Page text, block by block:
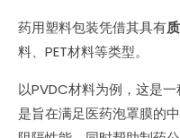
药用塑料包装凭借其具有
料、PET材料等类型。
以PVDC材料为例，这是
是旨在满足医药泡罩膜的